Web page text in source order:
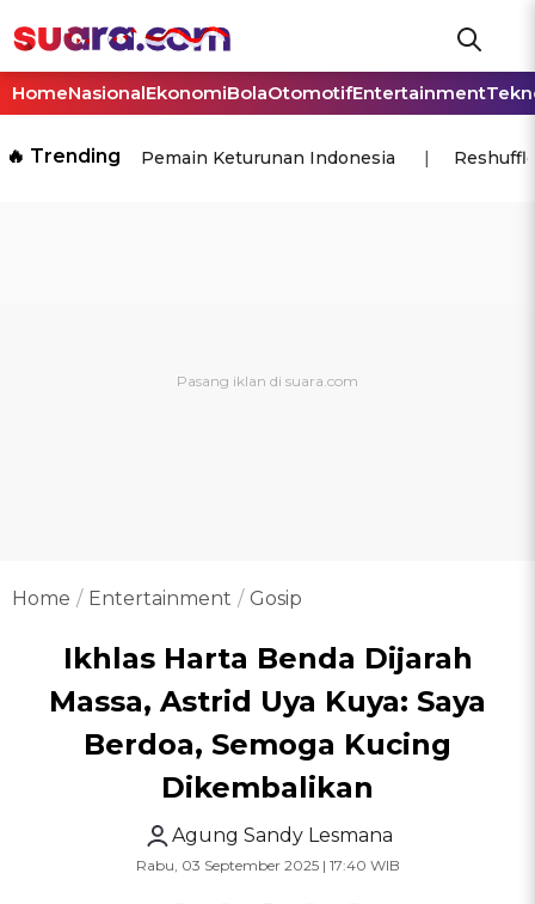
HomeNasionalEkonomiBolaOtomotifEntertainment
🔥 Trending Pemain Keturunan Indonesia
Home Entertainment Gosip
Ikhlas Harta Benda Dijarah
Massa, Astrid Uya Kuya: Saya
Berdoa, Semoga Kucing
Dikembalikan
Agung Sandy Lesmana
Rabu, 03 September 2025 | 17:40 WIB